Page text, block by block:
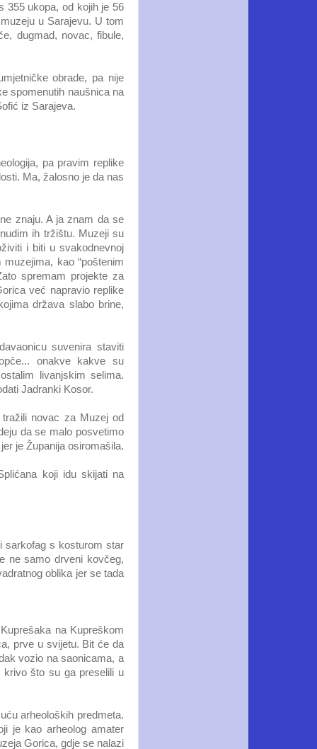
355 ukopa, od kojih je 56
u Sarajevu. U tom
dugmad, novac, fibule,
obrade, pa nije
spomenutih naušnica na
iz Sarajeva.
pa pravim replike
Ma, žalosno je da nas
znaju. A ja znam da se
ih tržištu. Muzeji su
i biti u svakodnevnoj
kao “poštenim
spremam projekte za
već napravio replike
država slabo brine,
suvenira staviti
onakve kakve su
livanjskim selima.
Jadranki Kosor.
novac za Muzej od
da se malo posvetimo
je Županija osiromašila.
koji idu skijati na
sarkofag s kosturom star
ne samo drveni kovčeg,
oblika jer se tada
na Kupreškom
prve u svijetu. Bit će da
vozio na saonicama, a
što su ga preselili u
arheoloških predmeta.
je kao arheolog amater
Gorica, gdje se nalazi